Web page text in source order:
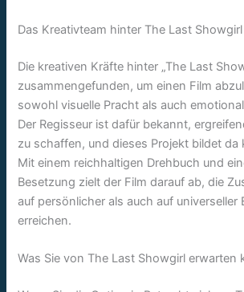
Das Kreativteam hinter The Last Showgirl
Die kreativen Kräfte hinter „The Last
zusammengefunden, um einen Film
sowohl visuelle Pracht als auch
Der Regisseur ist dafür bekannt,
zu schaffen, und dieses Projekt bildet da
Mit einem reichhaltigen Drehbuch und
Besetzung zielt der Film darauf ab, die
auf persönlicher als auch auf universeller
erreichen.
Was Sie von The Last Showgirl erwarten